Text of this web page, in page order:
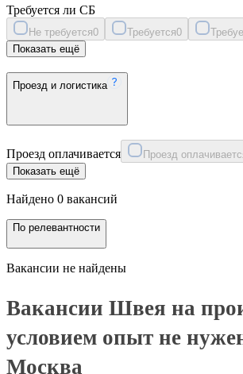
Требуется ли СБ
Не требуется0 Требуется0
Показать ещё
Проезд и логистика
Проезд оплачивается Проезд
Показать ещё
Найдено 0 вакансий
По релевантности
Вакансии не найдены
Вакансии Швея на
условием опыт не
Москва